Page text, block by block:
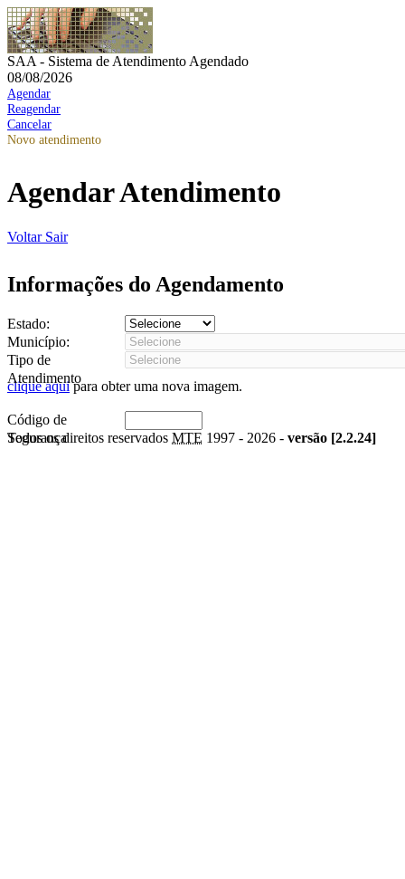
SAA - Sistema de Atendimento Agendado
08/08/2026
Agendar
Reagendar
Cancelar
Novo atendimento
Agendar Atendimento
Voltar Sair
Informações do Agendamento
Estado:
Município:
Tipo de
Atendimento
clique aquipara obter uma nova imagem.
Código de
Segurança
Todos os direitos reservados MTE 1997 - 2026 - versão [2.2.24]